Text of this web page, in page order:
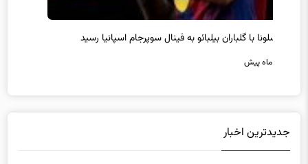
سرمربی جدید تیم هوادار انتخاب شد
7 ماه پیش
جدیدترین اخبار